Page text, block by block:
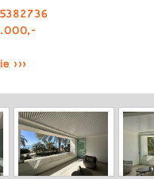
›››